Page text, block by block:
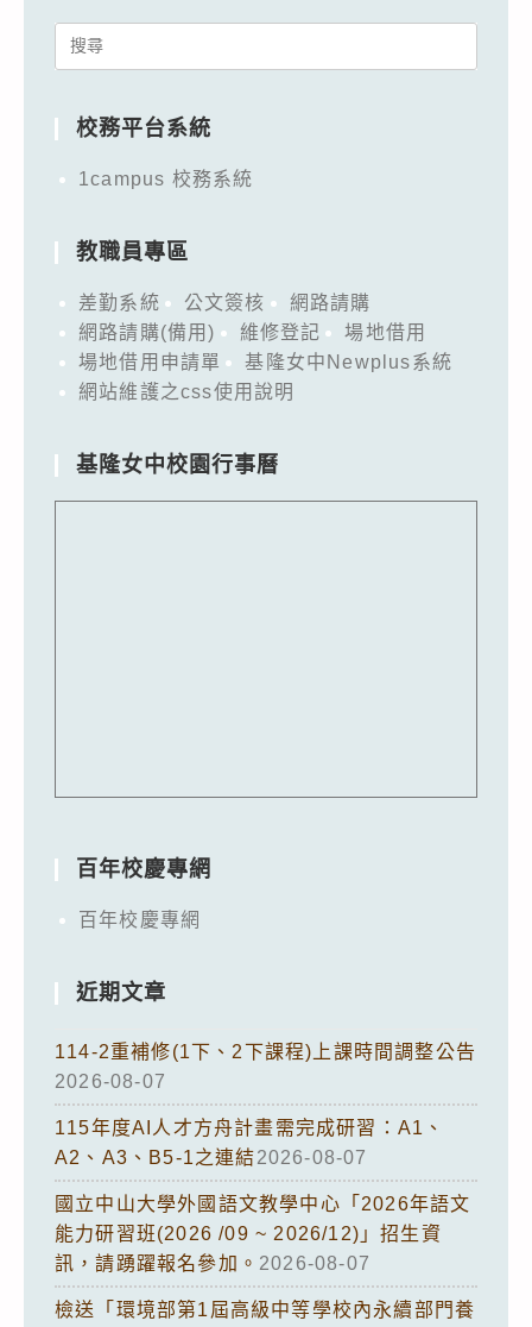
Search
校務平台系統
1campus 校務系統
教職員專區
差勤系統 公文簽核
網路請購
網路請購(備用)
維修登記
場地借用
場地借用申請單
基隆女中Newplus系統
網站維護之css使用說明
基隆女中校園行事曆
百年校慶專網
百年校慶專網
近期文章
114-2重補修(1下、2下課程)上課時間調整公告
2026-08-07
115年度AI人才方舟計畫需完成研習：A1、
A2、A3、B5-1之連結2026-08-07
國立中山大學外國語文教學中心「2026年語文
能力研習班(2026 /09 ~ 2026/12)」招生資
訊，請踴躍報名參加。 2026-08-07
檢送「環境部第1屆高級中等學校內永續部門養